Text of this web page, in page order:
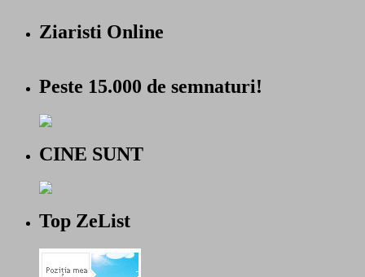
Ziaristi Online
Peste 15.000 de semnaturi!
CINE SUNT
Top ZeList